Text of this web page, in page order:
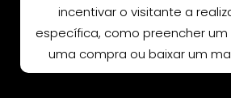
incentivar o visitante a
específica, como preencher um
uma compra ou baixar um